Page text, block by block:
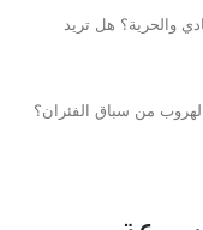
والحرية؟ هل تريد
من سباق الفئران؟